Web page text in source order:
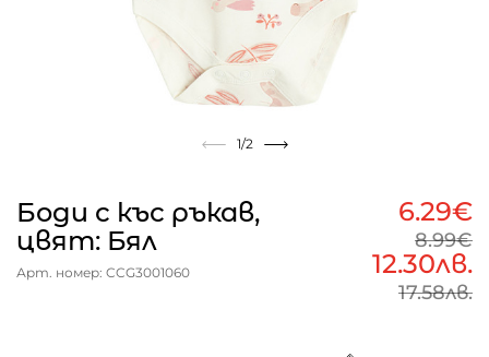
1/2
Боди с къс ръкав,
цвят: Бял
Арт. номер: CCG3001060
6.29€
8.99€
12.30лв.
17.58лв.